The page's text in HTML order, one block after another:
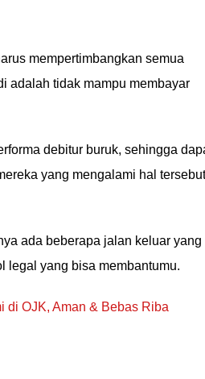
mempertimbangkan semua
adalah tidak mampu membayar
debitur buruk, sehingga
yang mengalami hal tersebut
ada beberapa jalan keluar yang
legal yang bisa membantumu.
di OJK, Aman & Bebas Riba